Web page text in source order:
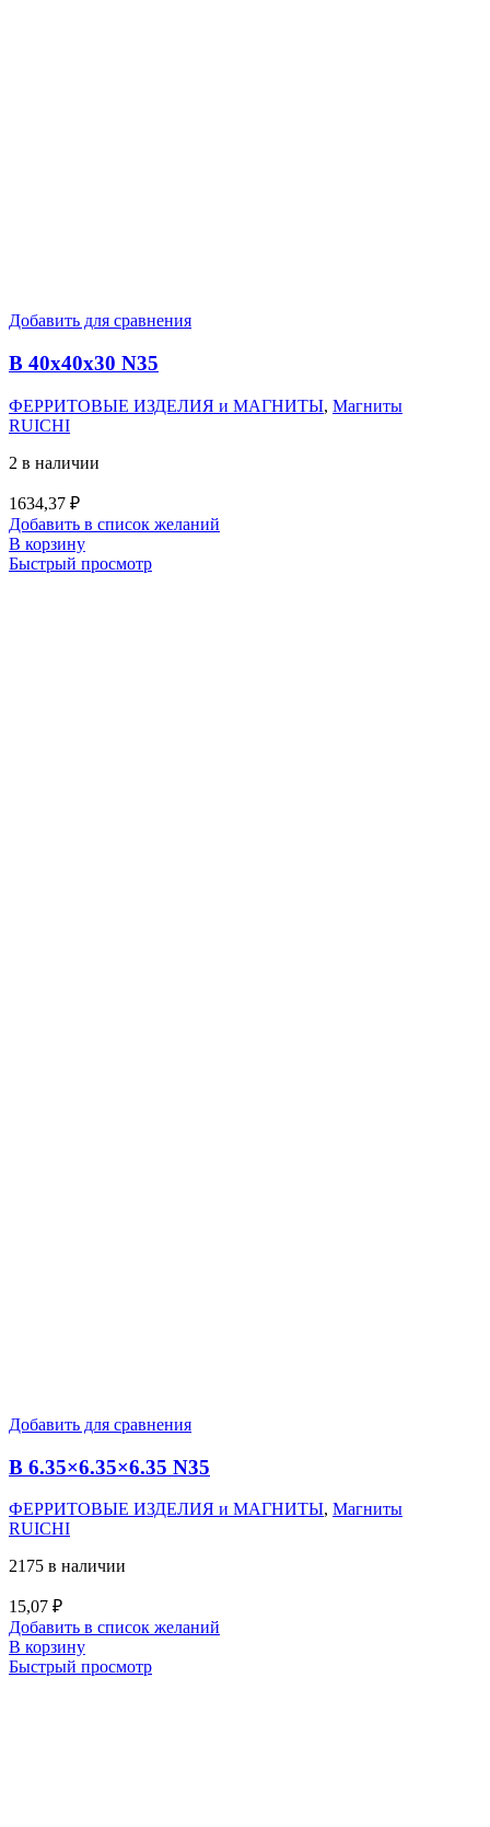
Добавить для сравнения
B 40x40x30 N35
ФЕРРИТОВЫЕ ИЗДЕЛИЯ и МАГНИТЫ, Магниты
RUICHI
2 в наличии
1634,37 ₽
Добавить в список желаний
В корзину
Быстрый просмотр
Добавить для сравнения
B 6.35×6.35×6.35 N35
ФЕРРИТОВЫЕ ИЗДЕЛИЯ и МАГНИТЫ, Магниты
RUICHI
2175 в наличии
15,07 ₽
Добавить в список желаний
В корзину
Быстрый просмотр